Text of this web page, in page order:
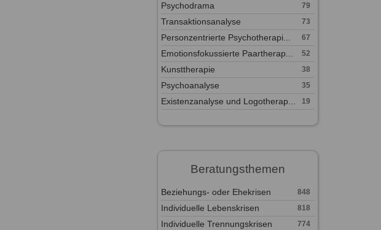
Psychodrama 79
Transaktionsanalyse 73
Personzentrierte Psychotherapi... 67
Emotionsfokussierte Paartherap... 52
Kunsttherapie 38
Psychoanalyse 35
Existenzanalyse und Logotherap... 19
Beratungsthemen
Beziehungs- oder Ehekrisen 848
Individuelle Lebenskrisen 818
Individuelle Trennungskrisen 774